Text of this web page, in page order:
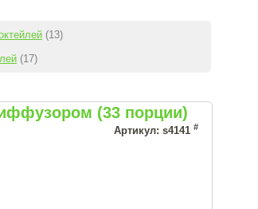
(13)
(17)
(33 порции)
Артикул: s4141 #